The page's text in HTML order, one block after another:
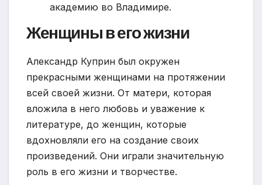
академию во Владимире.
Женщины в его жизни
Александр Куприн был окружен
прекрасными женщинами на протяжении
всей своей жизни. От матери, которая
вложила в него любовь и уважение к
литературе, до женщин, которые
вдохновляли его на создание своих
произведений. Они играли значительную
роль в его жизни и творчестве.